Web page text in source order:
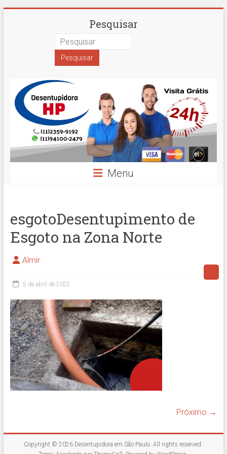
Desentupidora
Paulo
Hidro
Prime
Pesquisar
Menu
esgotoDesentupimento de
Esgoto na Zona Norte
Almir
5 de abril de 2022
Próximo →
Copyright © 2026 Desentupidora em São Paulo. All rights reserved.